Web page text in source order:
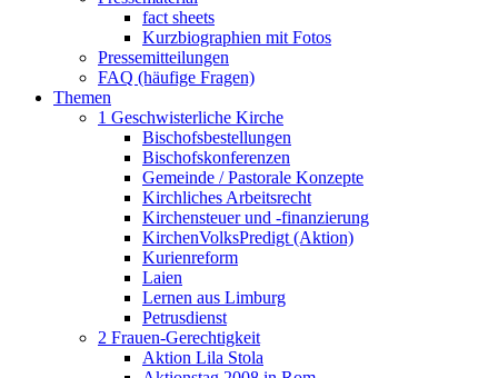
fact sheets
Kurzbiographien mit Fotos
Pressemitteilungen
FAQ (häufige Fragen)
Themen
1 Geschwisterliche Kirche
Bischofsbestellungen
Bischofskonferenzen
Gemeinde / Pastorale Konzepte
Kirchliches Arbeitsrecht
Kirchensteuer und -finanzierung
KirchenVolksPredigt (Aktion)
Kurienreform
Laien
Lernen aus Limburg
Petrusdienst
2 Frauen-Gerechtigkeit
Aktion Lila Stola